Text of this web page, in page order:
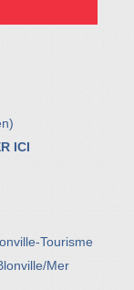
ICI
Tourisme
Mer